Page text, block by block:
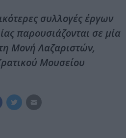
συλλογές έργων
παρουσιάζονται σε μία
Μονή Λαζαριστών,
Μουσείου